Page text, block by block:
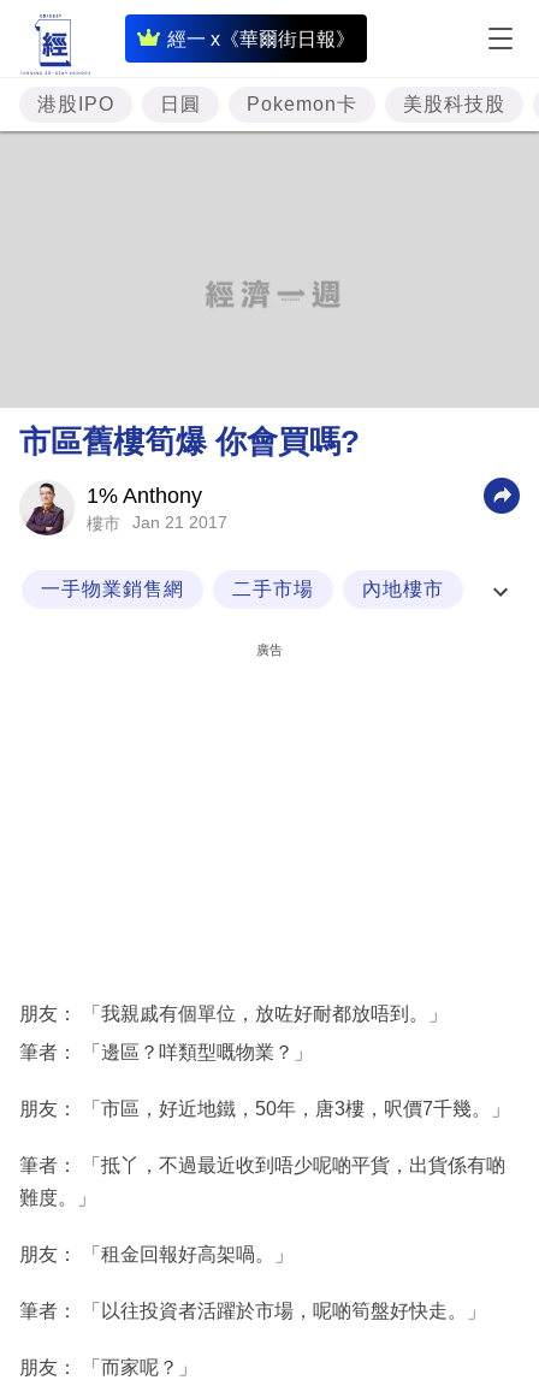
經一 x《華爾街日報》
即
時
財
經
理
財
商
業
技
閱
港股IPO 日圓 Pokemon卡 美股科技股
市區舊樓筍爆 你會買嗎?
1% Anthony
樓市 Jan 21 2017
一手物業銷售網 二手市場 內地樓市
廣告
朋友： 「我親戚有個單位，放咗好耐都放唔到。」
筆者： 「邊區？咩類型嘅物業？」
朋友： 「市區，好近地鐵，50年，唐3樓，呎價7千幾。」
筆者： 「抵丫，不過最近收到唔少呢啲平貨，出貨係有啲
難度。」
朋友： 「租金回報好高架喎。」
筆者： 「以往投資者活躍於市場，呢啲筍盤好快走。」
朋友： 「而家呢？」